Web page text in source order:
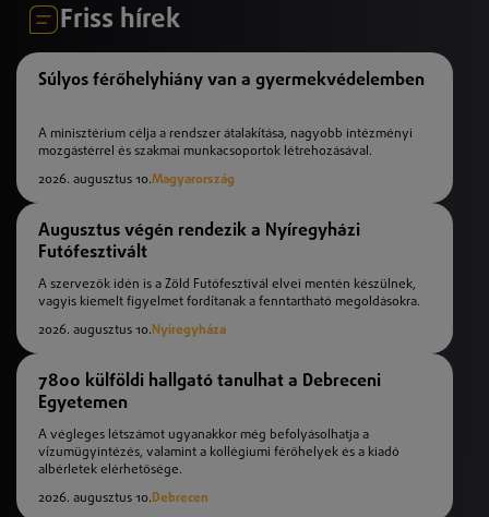
Friss hírek
Súlyos férőhelyhiány van a gyermekvédelemben
A minisztérium célja a rendszer átalakítása, nagyobb intézményi
mozgástérrel és szakmai munkacsoportok létrehozásával.
2026. augusztus 10.Magyarország
Augusztus végén rendezik a Nyíregyházi
Futófesztivált
A szervezők idén is a Zöld Futófesztivál elvei mentén készülnek,
vagyis kiemelt figyelmet fordítanak a fenntartható megoldásokra.
2026. augusztus 10. Nyíregyháza
7800 külföldi hallgató tanulhat a Debreceni
Egyetemen
A végleges létszámot ugyanakkor még befolyásolhatja a
vízumügyintézés, valamint a kollégiumi férőhelyek és a kiadó
albérletek elérhetősége.
2026. augusztus 10.Debrecen